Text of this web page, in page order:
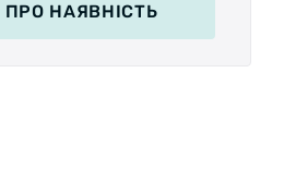
ПРО НАЯВНІСТЬ